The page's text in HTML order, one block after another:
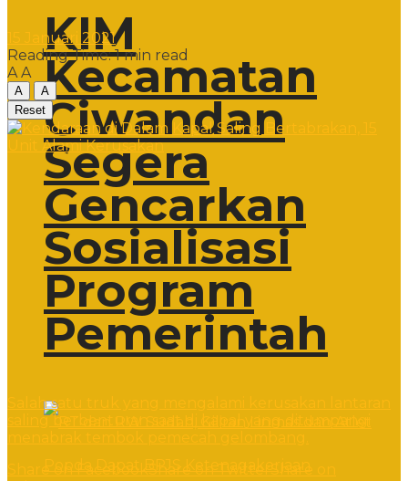
KIM
Kecamatan
Ciwandan
Segera
Gencarkan
Sosialisasi
Program
Pemerintah
15 Januari 2021
Reading Time: 1 min read
A A
A
A
Reset
Salah satu truk yang mengalami kerusakan lantaran
saling berbenturan saat di kapal yang ditumpangi